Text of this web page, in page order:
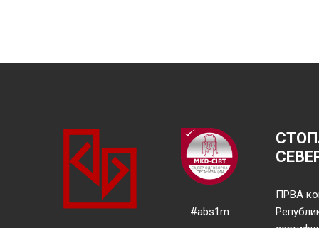
#abs1m
ПРВА